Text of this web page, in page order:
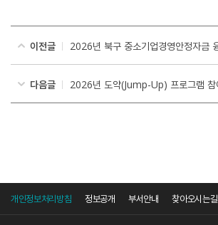
이전글
다음글
개인정보처리방침 정보공개 부서안내 찾아오시는길